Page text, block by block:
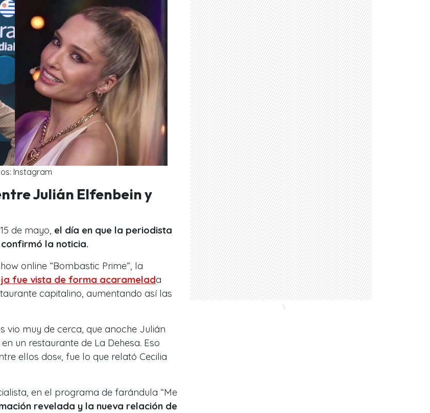
Instagram
Julián Elfenbein y
de mayo, el día en que la periodista
la noticia.
online “Bombastic Prime”, la
fue vista de forma acaramelada
capitalino, aumentando así las
vio muy de cerca, que anoche Julián
un restaurante de La Dehesa. Eso
ellos dos«, fue lo que relató Cecilia
en el programa de farándula “Me
revelada y la nueva relación de